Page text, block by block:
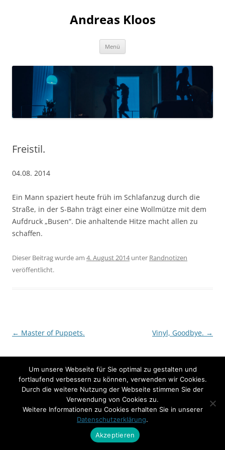
Andreas Kloos
Menü
Freistil.
04.08. 2014
Ein Mann spaziert heute früh im Schlafanzug durch die
Straße, in der S-Bahn trägt einer eine Wollmütze mit dem
Aufdruck „Busen“. Die anhaltende Hitze macht allen zu
schaffen.
Dieser Beitrag wurde am 4. August 2014unter Randnotizen
veröffentlicht.
Beitrags-
← Master of Puppets. Vinyl, Goodbye. →
Um unsere Webseite für Sie optimal zu gestalten und
fortlaufend verbessern zu können, verwenden wir Cookies.
Durch die weitere Nutzung der Webseite stimmen Sie der
Verwendung von Cookies zu.
Weitere Informationen zu Cookies erhalten Sie in unserer
Datenschutzerklärung.
Akzeptieren